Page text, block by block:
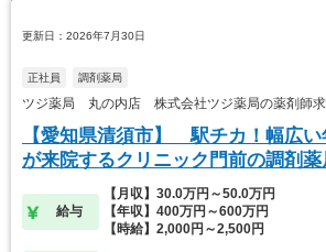
更新日：2026年7月30日
正社員 調剤薬局
ツジ薬局 丸の内店 株式会社ツジ薬局の薬剤師求
【愛知県清須市】 駅チカ！幅広い
が来院するクリニック門前の調剤薬
給与
【月収】30.0万円～50.0万円
【年収】400万円～600万円
【時給】2,000円～2,500円